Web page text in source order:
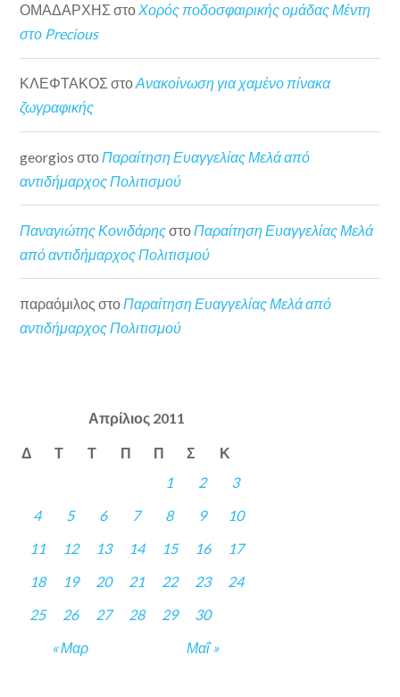
ΟΜΑΔΑΡΧΗΣ στοΧορός ποδοσφαιρικής ομάδας Μέντη
στο Precious
ΚΛΕΦΤΑΚΟΣ στοΑνακοίνωση για χαμένο πίνακα
ζωγραφικής
georgios στο Παραίτηση Ευαγγελίας Μελά από
αντιδήμαρχος Πολιτισμού
Παναγιώτης Κονιδάρηςστο Παραίτηση Ευαγγελίας Μελά
από αντιδήμαρχος Πολιτισμού
παραόμιλος στοΠαραίτηση Ευαγγελίας Μελά από
αντιδήμαρχος Πολιτισμού
Απρίλιος 2011
Δ Τ Τ Π Π Σ Κ
« Μαρ Μαΐ »
1 2
3
4
5 6 7 8 9
10
11
12 13 14 15 16
17
18
19 20 21 22 23
24
25
26 27 28 29 30